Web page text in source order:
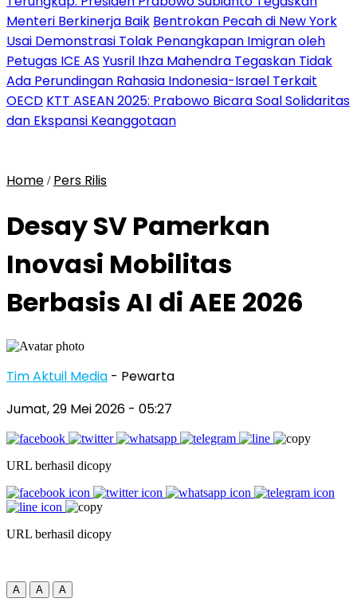
Menteri Berkinerja Baik Bentrokan Pecah di New York
Usai Demonstrasi Tolak Penangkapan Imigran oleh
Petugas ICE AS Yusril Ihza Mahendra Tegaskan Tidak
Ada Perundingan Rahasia Indonesia-Israel Terkait
OECD KTT ASEAN 2025: Prabowo Bicara Soal Solidaritas
dan Ekspansi Keanggotaan
Home / Pers Rilis
Desay SV Pamerkan
Inovasi Mobilitas
Berbasis AI di AEE 2026
Tim Aktuil Media - Pewarta
Jumat, 29 Mei 2026 - 05:27
URL berhasil dicopy
URL berhasil dicopy
A A A